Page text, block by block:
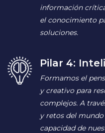
información
el conocimiento
soluciones.
Pilar 4:
Formamos el
y creativo para
complejos. A
y retos del
capacidad de